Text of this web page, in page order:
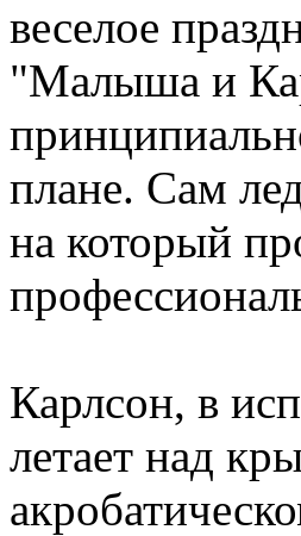
веселое
"Малыша и
плане. Сам
на который
Карлсон, в
летает над